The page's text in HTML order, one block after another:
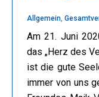
Allgemein,
Am 21. Juni
das „Herz des
ist die gute
immer von uns